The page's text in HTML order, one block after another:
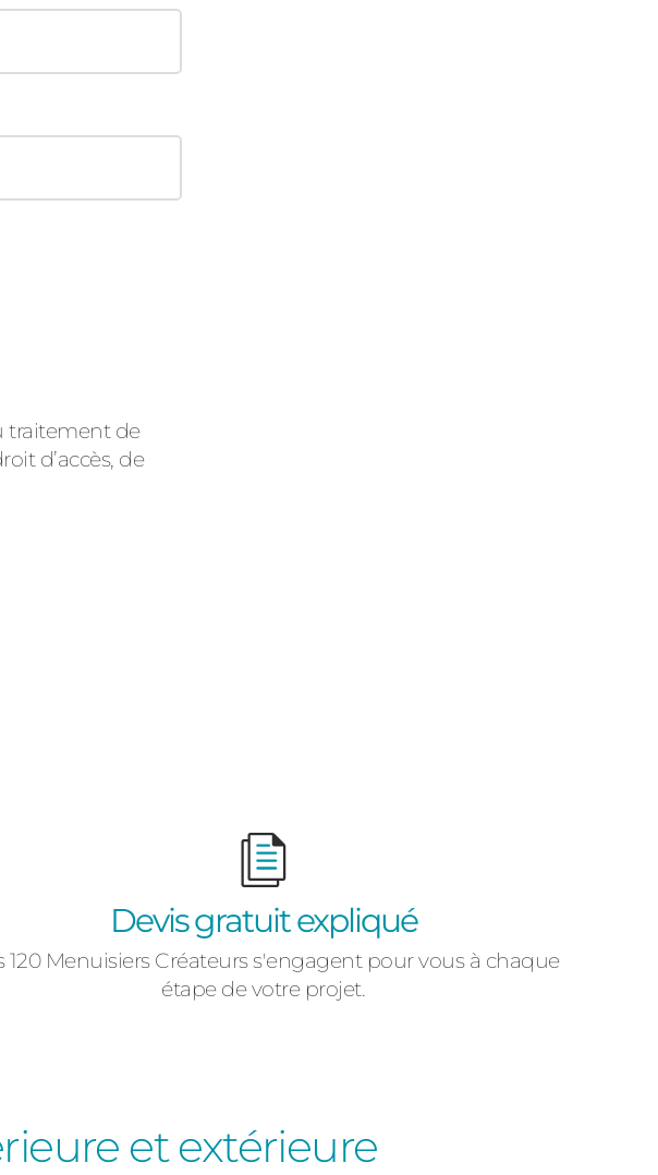
traitement de
d’accès, de
Devis gratuit expliqué
120 Menuisiers Créateurs s'engagent pour vous à chaque
étape de votre projet.
et extérieure